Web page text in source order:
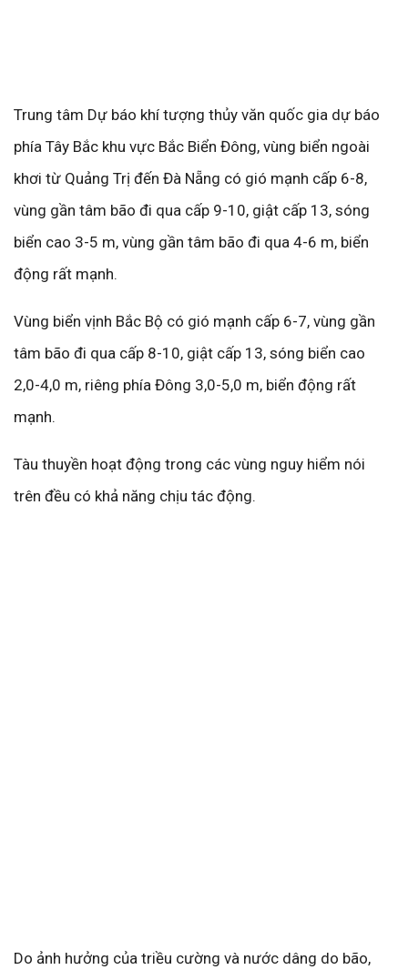
Trung tâm Dự báo khí tượng thủy văn quốc gia dự báo
phía Tây Bắc khu vực Bắc Biển Đông, vùng biển ngoài
khơi từ Quảng Trị đến Đà Nẵng có gió mạnh cấp 6-8,
vùng gần tâm bão đi qua cấp 9-10, giật cấp 13, sóng
biển cao 3-5 m, vùng gần tâm bão đi qua 4-6 m, biển
động rất mạnh.
Vùng biển vịnh Bắc Bộ có gió mạnh cấp 6-7, vùng gần
tâm bão đi qua cấp 8-10, giật cấp 13, sóng biển cao
2,0-4,0 m, riêng phía Đông 3,0-5,0 m, biển động rất
mạnh.
Tàu thuyền hoạt động trong các vùng nguy hiểm nói
trên đều có khả năng chịu tác động.
Do ảnh hưởng của triều cường và nước dâng do bão,